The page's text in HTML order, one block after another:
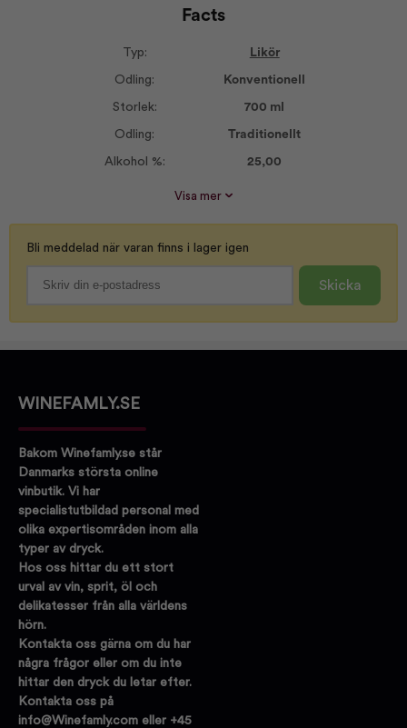
Facts
Typ: Likör
Odling: Konventionell
Storlek: 700 ml
Odling: Traditionellt
Alkohol %: 25,00
Visa mer
Bli meddelad när varan finns i lager igen
Skicka
WINEFAMLY.SE
Bakom Winefamly.se står
Danmarks största online
vinbutik. Vi har
specialistutbildad personal med
olika expertisområden inom alla
typer av dryck.
Hos oss hittar du ett stort
urval av vin, sprit, öl och
delikatesser från alla världens
hörn.
Kontakta oss gärna om du har
några frågor eller om du inte
hittar den dryck du letar efter.
Kontakta oss på
info@Winefamly.com eller +45